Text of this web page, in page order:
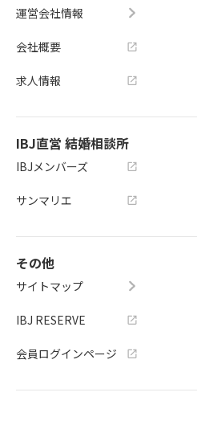
運営会社情報
会社概要
求人情報
IBJ直営 結婚相談所
IBJメンバーズ
サンマリエ
その他
サイトマップ
IBJ RESERVE
会員ログインページ